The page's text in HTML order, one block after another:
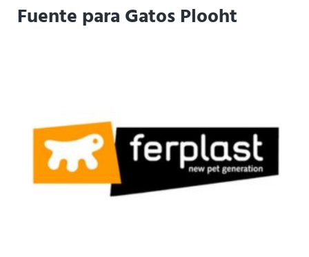
Fuente para Gatos Plooht